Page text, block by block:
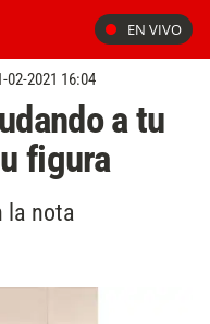
EN VIVO
02-2021 16:04
a tu
figura
la nota